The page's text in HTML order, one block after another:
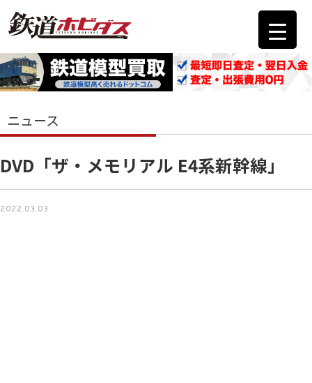
ニュース
DVD「ザ・メモリアル E4系新幹線」
2022.03.03